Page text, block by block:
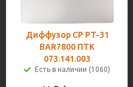
Диффузор CP PT-31
BAR7800 ПТК
073.141.003
Есть в наличии (1060)